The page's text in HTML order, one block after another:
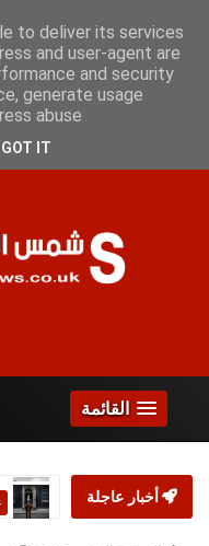
السبت 8 أغسطس 2026
الصفحات
القائمة
أخبار عاجلة
to deliver its services
and user-agent are
and security
generate usage
abuse.
GOT IT